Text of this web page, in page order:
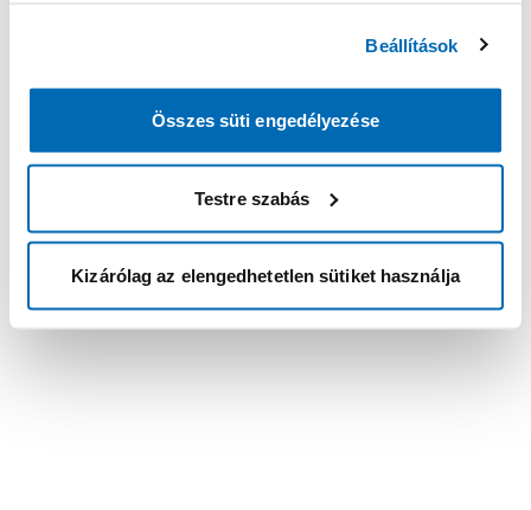
Beállítások
Összes süti engedélyezése
Testre szabás
Kizárólag az elengedhetetlen sütiket használja